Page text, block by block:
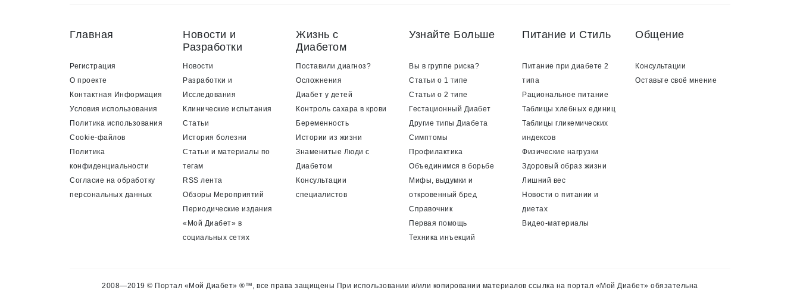
Главная
Регистрация
О проекте
Контактная Информация
Условия использования
Политика использования
Cookie-файлов
Политика
конфиденциальности
Согласие на обработку
персональных данных
Новости и
Разработки
Новости
Разработки и
Исследования
Клинические испытания
Статьи
История болезни
Статьи и материалы по
тегам
RSS лента
Обзоры Мероприятий
Периодические издания
«Мой Диабет» в
социальных сетях
Жизнь с
Диабетом
Поставили диагноз?
Осложнения
Диабет у детей
Контроль сахара в крови
Беременность
Истории из жизни
Знаменитые Люди с
Диабетом
Консультации
специалистов
Узнайте Больше
Вы в группе риска?
Статьи о 1 типе
Статьи о 2 типе
Гестационный Диабет
Другие типы Диабета
Симптомы
Профилактика
Объединимся в борьбе
Мифы, выдумки и
откровенный бред
Справочник
Первая помощь
Техника инъекций
Питание и Стиль
Питание при диабете 2
типа
Рациональное питание
Таблицы хлебных единиц
Таблицы гликемических
индексов
Физические нагрузки
Здоровый образ жизни
Лишний вес
Новости о питании и
диетах
Видео-материалы
Общение
Консультации
Оставьте своё мнение
2008—2019 © Портал «Мой Диабет» ®™, все права защищены При использовании и/или копировании материалов ссылка на портал «Мой Диабет» обязательна